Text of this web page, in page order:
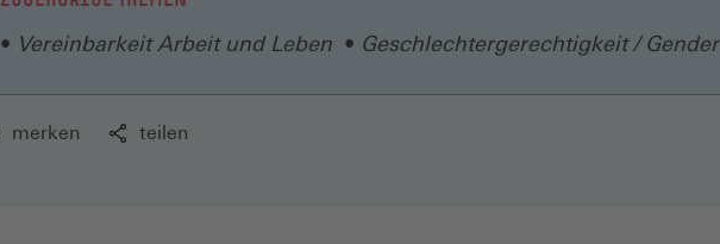
Vereinbarkeit Arbeit und Leben Geschlechtergerechtigkeit / Gender
merken teilen